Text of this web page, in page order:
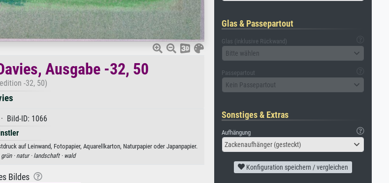
Ausgabe -32, 50
-32, 50)
Bild-ID: 1066
auf Leinwand, Fotopapier, Aquarellkarton, Naturpapier oder Japanpapier.
grün · natur · landschaft · wald
Bildes
Glas & Passepartout
Glas (inklusive Rückwand)
Bitte wählen
Passepartout
Kein Passepartout
Sonstiges & Extras
Aufhängung
Zackenaufhänger (gesteckt)
Konfiguration speichern / vergleichen